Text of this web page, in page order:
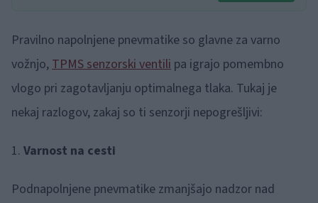
Pravilno napolnjene pnevmatike so glavne za varno
vožnjo, TPMS senzorski ventili pa igrajo pomembno
vlogo pri zagotavljanju optimalnega tlaka. Tukaj je
nekaj razlogov, zakaj so ti senzorji nepogrešljivi:
1. Varnost na cesti
Podnapolnjene pnevmatike zmanjšajo nadzor nad